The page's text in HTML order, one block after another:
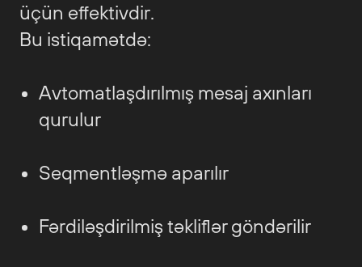
üçün effektivdir.
Bu istiqamətdə:
Avtomatlaşdırılmış mesaj axınları
qurulur
Seqmentləşmə aparılır
Fərdiləşdirilmiş təkliflər göndərilir